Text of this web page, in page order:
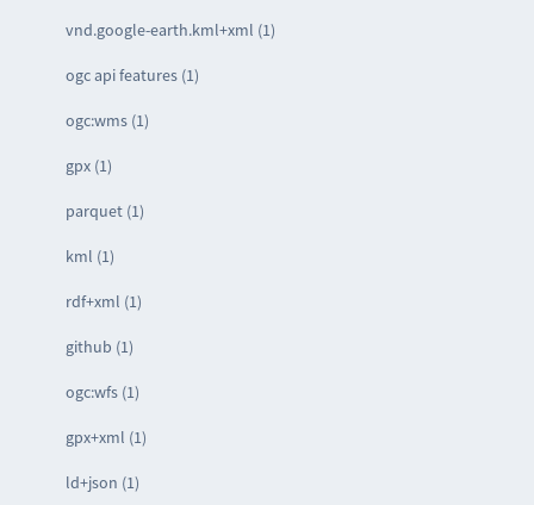
vnd.google-earth.kml+xml (1)
ogc api features (1)
ogc:wms (1)
gpx (1)
parquet (1)
kml (1)
rdf+xml (1)
github (1)
ogc:wfs (1)
gpx+xml (1)
ld+json (1)